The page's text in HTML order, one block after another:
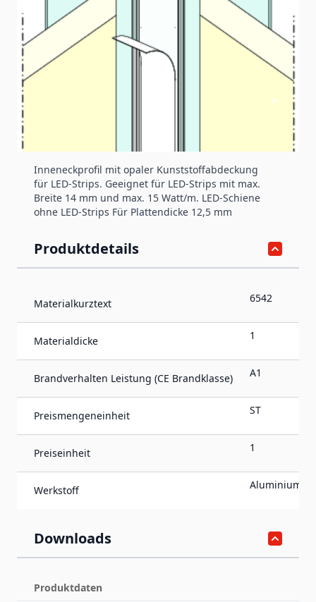
Artikelnummer
Inneneckprofil mit opaler Kunststoffabdeckung
für LED-Strips. Geeignet für LED-Strips mit max.
Breite 14 mm und max. 15 Watt/m. LED-Schiene
ohne LED-Strips Für Plattendicke 12,5 mm
Produktdetails
Materialkurztext 6542
Materialdicke 1
Brandverhalten Leistung (CE Brandklasse) A1
Preismengeneinheit ST
Preiseinheit 1
Werkstoff Aluminium
Downloads
Produktdaten